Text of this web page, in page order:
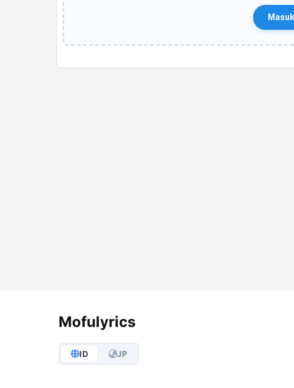
Lyrics OptionsMofulyrics
ID JP